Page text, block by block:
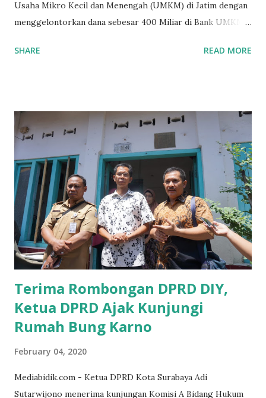
Usaha Mikro Kecil dan Menengah (UMKM) di Jatim dengan
menggelontorkan dana sebesar 400 Miliar di Bank UMKM
UMKM di Jatim. Namun Chusainuddin,S.Sos Anggota Komisi
yang sebenarnya ada dana pinjaman lunak untuk mereka. "
Ketika saya menjalankan Reses di Blitar,Kediri dan
Tulungagung , banyak masyarakat sana tak mengetahui ada
dana pinjaman lunak di Bank UMKM untuk para pelaku
UMKM, karena sebenarnya jika Pemprov serius
memberikan sosialisasi sampai ke tingkat desa,maka saya
yakin masyarakat sangat senang sekali," ucap pria yang
akrab dipanggil Gus Udin tersebut. Apalagi menyambut
MEA, seharusnya pelaku UMKM sudah mengerti kalau ada
dana pinjaman unt...
SHARE READ MORE
Terima Rombongan DPRD DIY,
Ketua DPRD Ajak Kunjungi
Rumah Bung Karno
February 04, 2020
Mediabidik.com - Ketua DPRD Kota Surabaya Adi
Sutarwijono menerima kunjungan Komisi A Bidang Hukum